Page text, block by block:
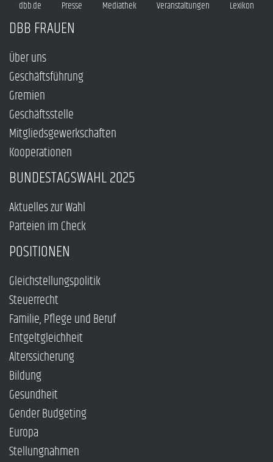
dbb.de Presse Mediathek Veranstaltungen Lexikon
DBB FRAUEN
Über uns
Geschäftsführung
Gremien
Geschäftsstelle
Mitgliedsgewerkschaften
Kooperationen
BUNDESTAGSWAHL 2025
Aktuelles zur Wahl
Parteien im Check
POSITIONEN
Gleichstellungspolitik
Steuerrecht
Familie, Pflege und Beruf
Entgeltgleichheit
Alterssicherung
Bildung
Gesundheit
Gender Budgeting
Europa
Stellungnahmen